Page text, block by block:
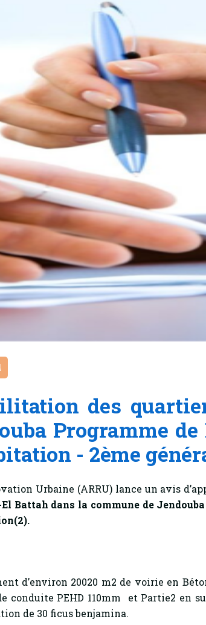
des
Programme
- 2ème
Urbaine (ARRU) lance un avis
Battah dans la commune de
d’environ 20020 m2 de voirie en
conduite PEHD 110mm et Partie2 en
de 30 ficus benjamina.